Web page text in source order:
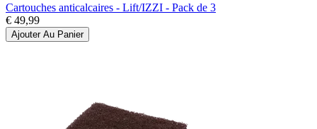
Cartouches anticalcaires - Lift/IZZI - Pack de 3
€ 49,99
Ajouter Au Panier